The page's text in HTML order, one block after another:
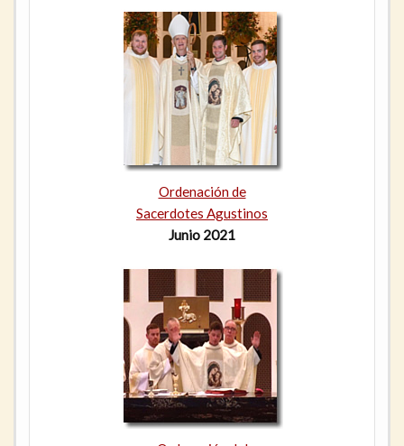
Ordenación de
Sacerdotes Agustinos
Junio 2021